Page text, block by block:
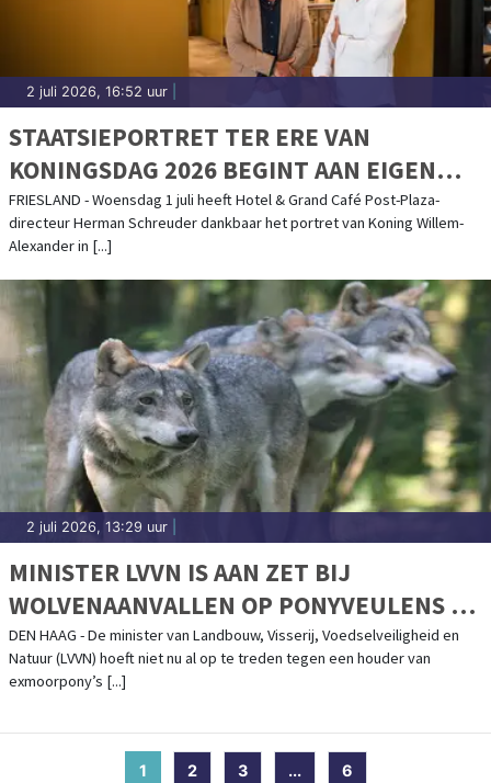
2 juli 2026, 16:52 uur
STAATSIEPORTRET TER ERE VAN
KONINGSDAG 2026 BEGINT AAN EIGEN
ELFSTEDENTOCHT
FRIESLAND - Woensdag 1 juli heeft Hotel & Grand Café Post-Plaza-
directeur Herman Schreuder dankbaar het portret van Koning Willem-
Alexander in [...]
2 juli 2026, 13:29 uur
MINISTER LVVN IS AAN ZET BIJ
WOLVENAANVALLEN OP PONYVEULENS IN
DRENTS-FRIESE WOLD
DEN HAAG - De minister van Landbouw, Visserij, Voedselveiligheid en
Natuur (LVVN) hoeft niet nu al op te treden tegen een houder van
exmoorpony’s [...]
1 (current)
2 3 ... 6